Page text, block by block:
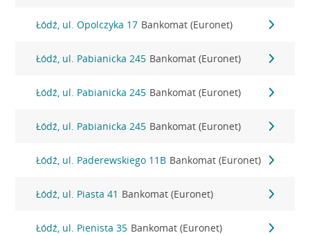
Łódź, ul. Opolczyka 17 Bankomat (Euronet)
Łódź, ul. Pabianicka 245 Bankomat (Euronet)
Łódź, ul. Pabianicka 245 Bankomat (Euronet)
Łódź, ul. Pabianicka 245 Bankomat (Euronet)
Łódź, ul. Paderewskiego 11B Bankomat (Euronet)
Łódź, ul. Piasta 41 Bankomat (Euronet)
Łódź, ul. Pienista 35 Bankomat (Euronet)